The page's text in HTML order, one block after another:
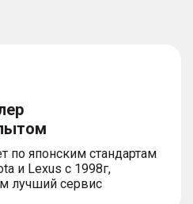
по японским стандартам
и Lexus с 1998г,
лучший сервис